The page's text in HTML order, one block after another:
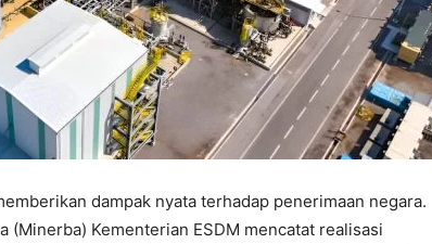
dampak nyata terhadap penerimaan negara.
Kementerian ESDM mencatat realisasi